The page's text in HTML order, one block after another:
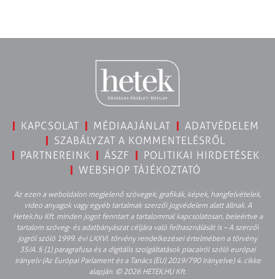
KAPCSOLAT MÉDIAAJÁNLAT
ADATVÉDELEM
SZABÁLYZAT A KOMMENTELÉSRŐL
PARTNEREINK
ÁSZF
POLITIKAI HIRDETÉSEK
WEBSHOP TÁJÉKOZTATÓ
Az ezen a weboldalon megjelenő szövegek, grafikák, képek, hangfelvételek,
video anyagok vagy egyéb tartalmak szerzői jogvédelem alatt állnak. A
Hetek.hu Kft. minden jogot fenntart a tartalommal kapcsolatosan, beleértve a
tartalom szöveg- és adatbányászat céljára való felhasználását is – A szerzői
jogról szóló 1999. évi LXXVI. törvény rendelkezései értelmében a törvény
35/A. § (1) paragrafusa és a digitális szolgáltatások piacairól szóló európai
irányelv (Az Európai Parlament és a Tanács (EU) 2019/790 Irányelve) 4. cikke
alapján. © 2026 HETEK.HU Kft.